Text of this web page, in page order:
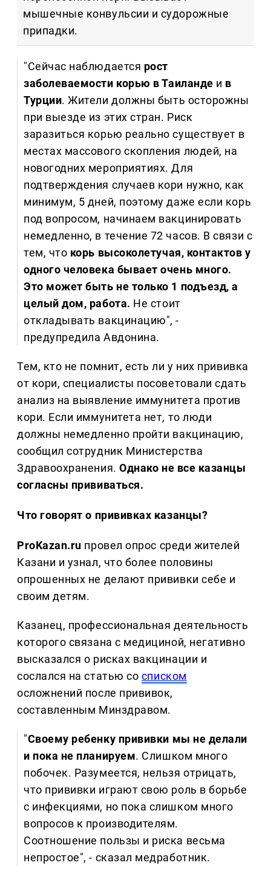
мышечные конвульсии и судорожные
припадки.
"Сейчас наблюдается рост
заболеваемости корью в Таиланде и в
Турции. Жители должны быть осторожны
при выезде из этих стран. Риск
заразиться корью реально существует в
местах массового скопления людей, на
новогодних мероприятиях. Для
подтверждения случаев кори нужно, как
минимум, 5 дней, поэтому даже если корь
под вопросом, начинаем вакцинировать
немедленно, в течение 72 часов. В связи с
тем, что корь высоколетучая, контактов у
одного человека бывает очень много.
Это может быть не только 1 подъезд, а
целый дом, работа. Не стоит
откладывать вакцинацию", -
предупредила Авдонина.
Тем, кто не помнит, есть ли у них прививка
от кори, специалисты посоветовали сдать
анализ на выявление иммунитета против
кори. Если иммунитета нет, то люди
должны немедленно пройти вакцинацию,
сообщил сотрудник Министерства
Здравоохранения.Однако не все казанцы
согласны прививаться.
Что говорят о прививках казанцы?
ProKazan.ru провел опрос среди жителей
Казани и узнал, что более половины
опрошенных не делают прививки себе и
своим детям.
Казанец, профессиональная деятельность
которого связана с медициной, негативно
высказался о рисках вакцинации и
сослался на статью со списком
осложнений после прививок,
составленным Минздравом.
"Своему ребенку прививки мы не делали
и пока не планируем. Слишком много
побочек. Разумеется, нельзя отрицать,
что прививки играют свою роль в борьбе
с инфекциями, но пока слишком много
вопросов к производителям.
Соотношение пользы и риска весьма
непростое", - сказал медработник.